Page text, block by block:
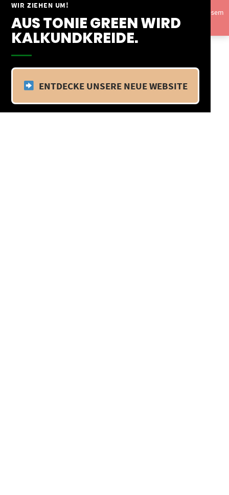
WIR ZIEHEN UM!
AUS TONIE GREEN WIRD
KALKUNDKREIDE.
ENTDECKE UNSERE NEUE WEBSITE
Springe
Inhalt
Vom 09.04.25 - 20.04.25 befinden wir uns im Betriebsurlaub. In diesem
Zeitraum findet kein Versand statt.Ausblenden